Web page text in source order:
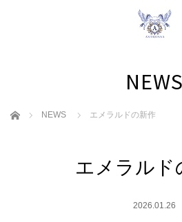
NEWS
ホーム NEWS エメラルドの新作
エメラルド
2026.01.26